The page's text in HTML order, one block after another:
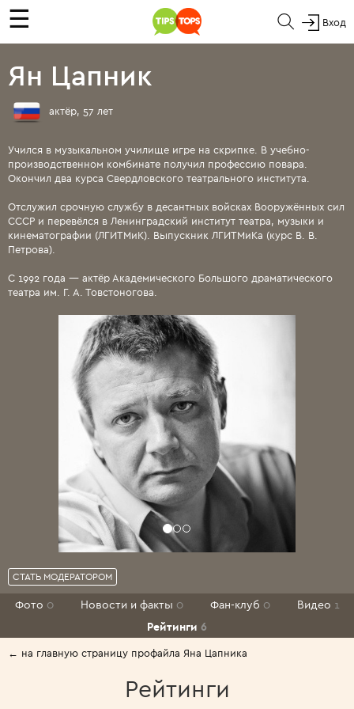
☰ Вход
Ян Цапник
актёр, 57 лет
Учился в музыкальном училище игре на скрипке. В учебно-
производственном комбинате получил профессию повара.
Окончил два курса Свердловского театрального института.
Отслужил срочную службу в десантных войсках Вооружённых сил
СССР и перевёлся в Ленинградский институт театра, музыки и
кинематографии (ЛГИТМиК). Выпускник ЛГИТМиКа (курс В. В.
Петрова).
С 1992 года — актёр Академического Большого драматического
театра им. Г. А. Товстоногова.
СТАТЬ МОДЕРАТОРОМ
Фото 0 Новости и факты 0 Фан-клуб 0 Видео 1
Рейтинги 6
← на главную страницу профайла Яна Цапника
Рейтинги